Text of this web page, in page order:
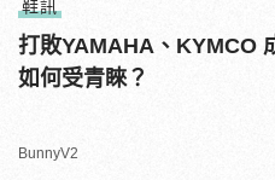
鞋訊
打敗YAMAHA、KYMCO
如何受青睞？
BunnyV2